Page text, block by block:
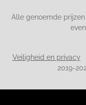
Alle genoemde
Veiligheid en privacy
2019-